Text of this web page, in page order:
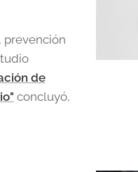
prevención
de
concluyó,